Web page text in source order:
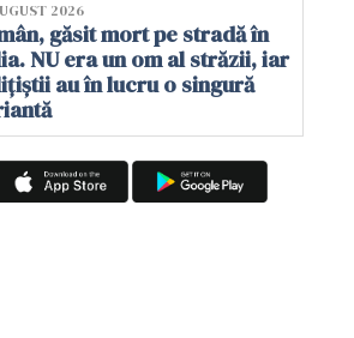
2026
găsit mort pe stradă în
NU era un om al străzii, iar
au în lucru o singură